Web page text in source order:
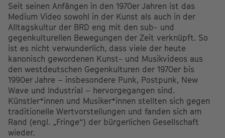
Seit seinen Anfängen in den 1970er Jahren ist das
Medium Video sowohl in der Kunst als auch in der
Alltagskultur der BRD eng mit den sub- und
gegenkulturellen Bewegungen der Zeit verknüpft. So
ist es nicht verwunderlich, dass viele der heute
kanonisch gewordenen Kunst- und Musikvideos aus
den westdeutschen Gegenkulturen der 1970er bis
1990er Jahre – insbesondere Punk, Postpunk, New
Wave und Industrial – hervorgegangen sind.
Künstler*innen und Musiker*innen stellten sich gegen
traditionelle Wertvorstellungen und fanden sich am
Rand (engl. „Fringe“) der bürgerlichen Gesellschaft
wieder.